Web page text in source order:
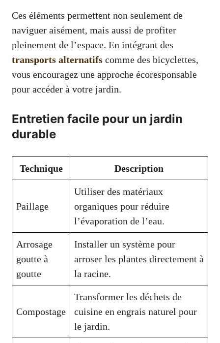
Ces éléments permettent non seulement de
naviguer aisément, mais aussi de profiter
pleinement de l’espace. En intégrant des
transports alternatifs comme des bicyclettes,
vous encouragez une approche écoresponsable
pour accéder à votre jardin.
Entretien facile pour un jardin
durable
Technique Description
Paillage
Utiliser des matériaux
organiques pour réduire
l’évaporation de l’eau.
Arrosage
goutte à
goutte
Installer un système pour
arroser les plantes directement à
la racine.
Compostage
Transformer les déchets de
cuisine en engrais naturel pour
le jardin.